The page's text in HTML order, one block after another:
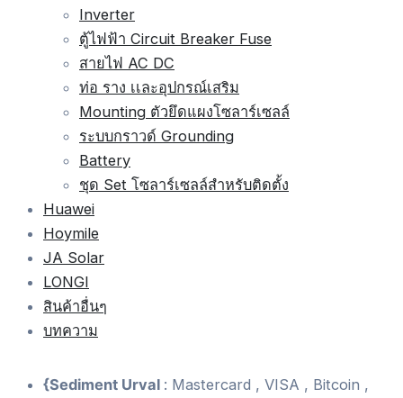
Inverter
ตู้ไฟฟ้า Circuit Breaker Fuse
สายไฟ AC DC
ท่อ ราง เเละอุปกรณ์เสริม
Mounting ตัวยึดแผงโซลาร์เซลล์
ระบบกราวด์ Grounding
Battery
ชุด Set โซลาร์เซลล์สำหรับติดตั้ง
Huawei
Hoymile
JA Solar
LONGI
สินค้าอื่นๆ
บทความ
{Sediment Urval : Mastercard , VISA , Bitcoin ,